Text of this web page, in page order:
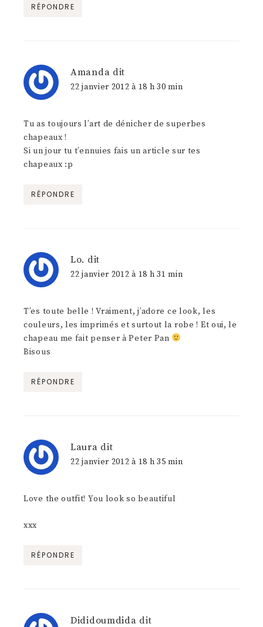
RÉPONDRE
Amanda dit
22 janvier 2012 à 18 h 30 min
Tu as toujours l’art de dénicher de superbes
chapeaux !
Si un jour tu t’ennuies fais un article sur tes
chapeaux :p
RÉPONDRE
Lo. dit
22 janvier 2012 à 18 h 31 min
T’es toute belle ! Vraiment, j’adore ce look, les
couleurs, les imprimés et surtout la robe ! Et oui, le
chapeau me fait penser à Peter Pan
Bisous
RÉPONDRE
Laura dit
22 janvier 2012 à 18 h 35 min
Love the outfit! You look so beautiful
xxx
RÉPONDRE
Dididoumdida dit